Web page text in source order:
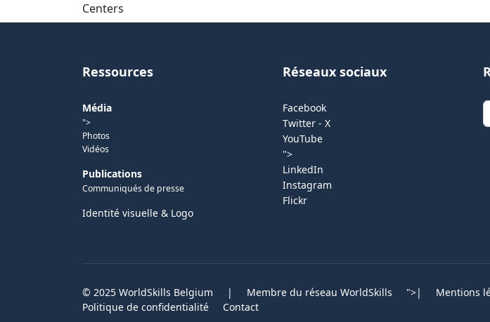
Centers
Ressources
Média
">
Photos
Vidéos
Publications
Communiqués de presse
Identité visuelle & Logo
Réseaux sociaux
Facebook
Twitter - X
YouTube
">
LinkedIn
Instagram
Flickr
© 2025 WorldSkills Belgium | Membre du réseau WorldSkills ">| Mentions
Politique de confidentialité
Contact